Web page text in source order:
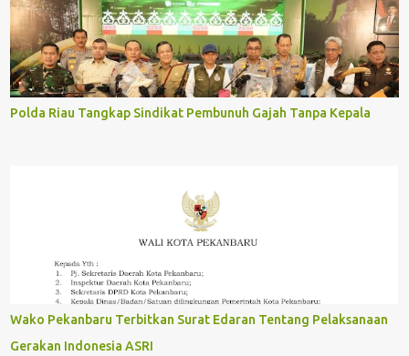
Polda Riau Tangkap Sindikat Pembunuh Gajah Tanpa Kepala
Wako Pekanbaru Terbitkan Surat Edaran Tentang Pelaksanaan
Gerakan Indonesia ASRI